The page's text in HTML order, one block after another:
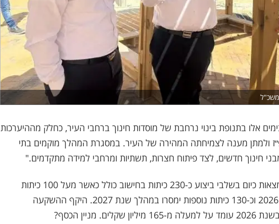
משכ"ל
אלו בתנופת בינוי נרחבת של מוסדות חינוך ברחבי העיר, כחלק מההיערכות
ולמתן מענה לצמיחתה המהירה של העיר. במסגרת המהלך מוקמים בתי
חינוך חדשים, לצד פיתוח חצרות, תשתיות ומרחבי למידה מתקדמים."
על פי נתוני מנהל החינוך, נמצאות כיום בשלבי ביצוע כ-230 כיתות בחישוב כולל כאשר מעל 100 כיתות
צפויות להימסר במהלך שנת 2026 וכ-130 כיתות נוספות ימסרו במהלך שנת 2027. היקף ההשקעה
מניין הכסף?